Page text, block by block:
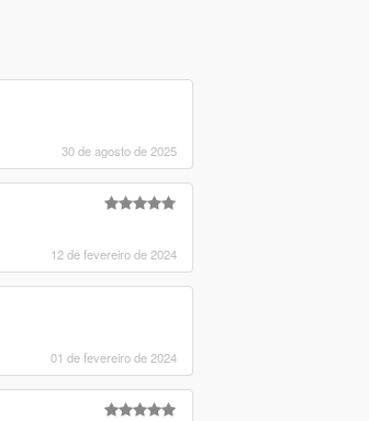
30 de agosto de 2025
12 de fevereiro de 2024
01 de fevereiro de 2024